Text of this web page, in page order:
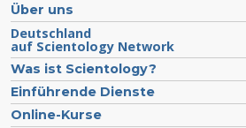
Über uns
Deutschland
auf Scientology Network
Was ist Scientology?
Einführende Dienste
Online-Kurse